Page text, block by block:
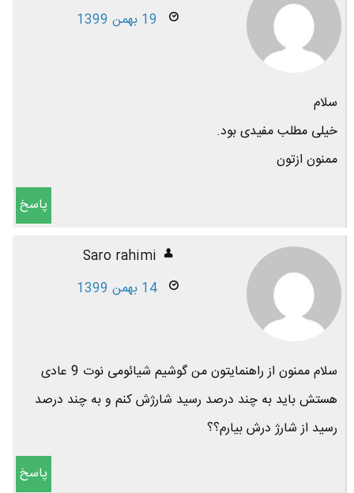
19 بهمن 1399
سلام
خیلی مطلب مفیدی بود.
ممنون ازتون
پاسخ
Saro rahimi
14 بهمن 1399
سلام ممنون از راهنمایتون من گوشیم شیائومی نوت 9 عادی
هستش باید بە چند درصد رسید شارژش کنم و بە چند درصد
رسید از شارژ درش بیارم؟؟
پاسخ